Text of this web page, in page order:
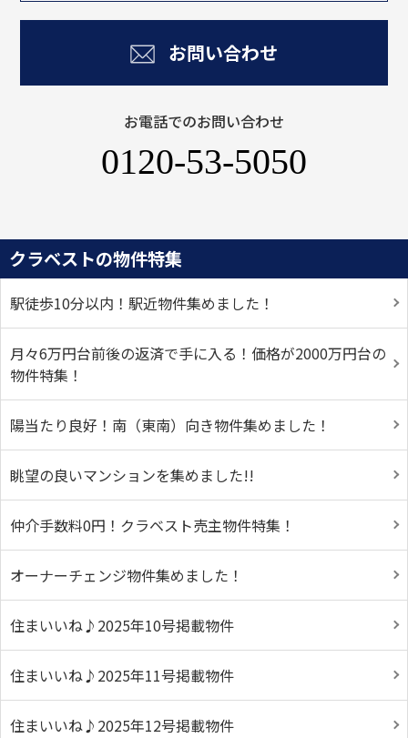
お問い合わせ
お電話でのお問い合わせ
0120-53-5050
クラベストの物件特集
駅徒歩10分以内！駅近物件集めました！
月々6万円台前後の返済で手に入る！価格が2000万円台の
物件特集！
陽当たり良好！南（東南）向き物件集めました！
眺望の良いマンションを集めました!!
仲介手数料0円！クラベスト売主物件特集！
オーナーチェンジ物件集めました！
住まいいね♪2025年10号掲載物件
住まいいね♪2025年11号掲載物件
住まいいね♪2025年12号掲載物件